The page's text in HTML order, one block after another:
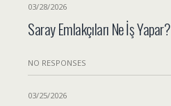
03/28/2026
Saray Emlakçıları Ne İş Yapar?
NO RESPONSES
03/25/2026